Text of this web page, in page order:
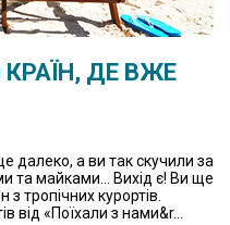
ДЕ ВЖЕ
далеко, а ви так скучили за
та майками… Вихід є! Ви ще
тропічних курортів.
від «Поїхали з нами&r...